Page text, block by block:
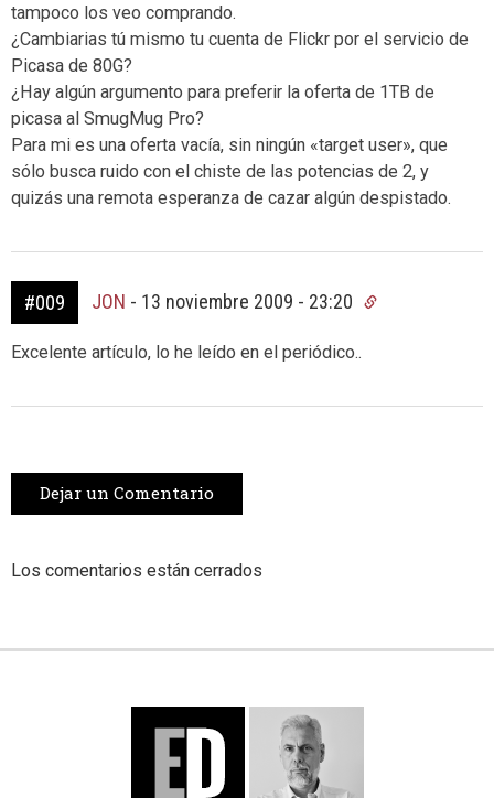
tampoco los veo comprando.
¿Cambiarias tú mismo tu cuenta de Flickr por el servicio de
Picasa de 80G?
¿Hay algún argumento para preferir la oferta de 1TB de
picasa al SmugMug Pro?
Para mi es una oferta vacía, sin ningún «target user», que
sólo busca ruido con el chiste de las potencias de 2, y
quizás una remota esperanza de cazar algún despistado.
#009 JON - 13 noviembre 2009 - 23:20
Excelente artículo, lo he leído en el periódico..
Dejar un Comentario
Los comentarios están cerrados